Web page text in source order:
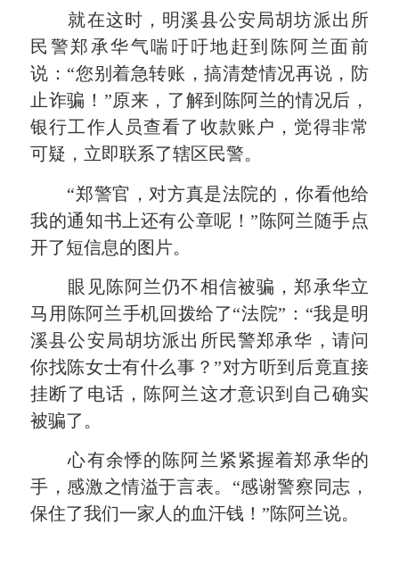
就在这时，明溪县公安局胡坊派出所
民警郑承华气喘吁吁地赶到陈阿兰面前
说：“您别着急转账，搞清楚情况再说，防
止诈骗！”原来，了解到陈阿兰的情况后，
银行工作人员查看了收款账户，觉得非常
可疑，立即联系了辖区民警。
“郑警官，对方真是法院的，你看他给
我的通知书上还有公章呢！”陈阿兰随手点
开了短信息的图片。
眼见陈阿兰仍不相信被骗，郑承华立
马用陈阿兰手机回拨给了“法院”：“我是明
溪县公安局胡坊派出所民警郑承华，请问
你找陈女士有什么事？”对方听到后竟直接
挂断了电话，陈阿兰这才意识到自己确实
被骗了。
心有余悸的陈阿兰紧紧握着郑承华的
手，感激之情溢于言表。“感谢警察同志，
保住了我们一家人的血汗钱！”陈阿兰说。